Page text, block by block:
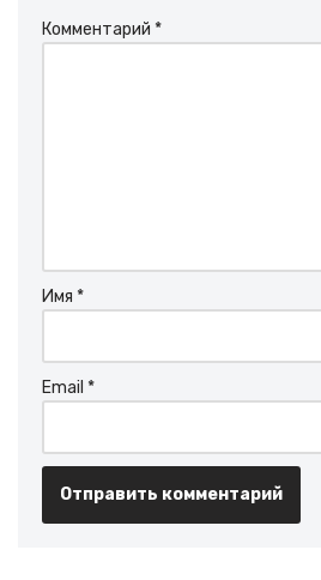
Комментарий *
Имя *
Email *